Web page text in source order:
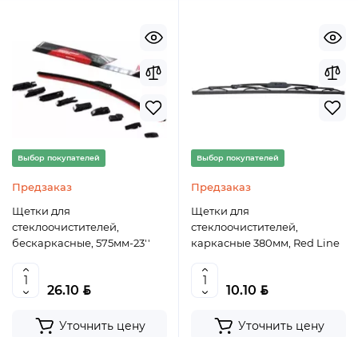
Выбор покупателей
Предзаказ
Щетки для
стеклоочистителей,
бескаркасные, 575мм-23''
26.10 BYN
Уточнить цену
Выбор покупателей
Предзаказ
Щетки для
стеклоочистителей,
каркасные 380мм, Red Line
10.10 BYN
Уточнить цену